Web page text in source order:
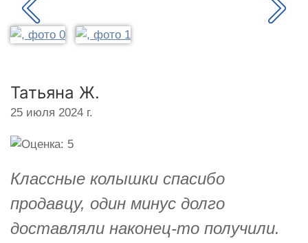
Татьяна Ж.
25 июля 2024 г.
Классные колышки спасибо
продавцу, один минус долго
доставляли наконец-то получили.